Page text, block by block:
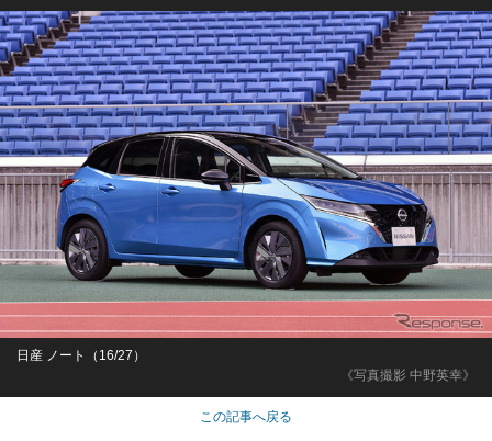
《写真撮影 中野英幸》
日産 ノート（16/27）
この記事へ戻る